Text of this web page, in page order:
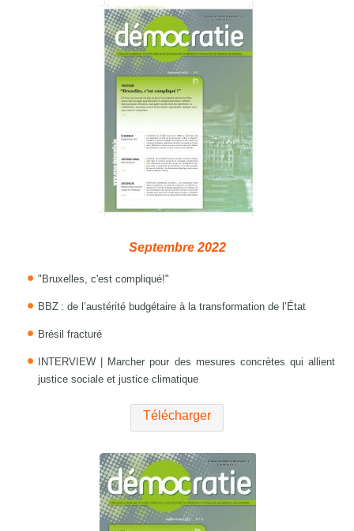
Septembre 2022
"Bruxelles, c'est compliqué!"
BBZ : de l’austérité budgétaire à la transformation de l’État
Brésil fracturé
INTERVIEW | Marcher pour des mesures concrètes qui allient
justice sociale et justice climatique
Télécharger